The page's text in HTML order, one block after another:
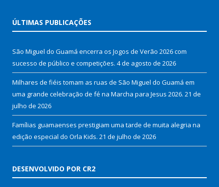
ÚLTIMAS PUBLICAÇÕES
São Miguel do Guamá encerra os Jogos de Verão 2026 com
sucesso de público e competições. 4 de agosto de 2026
Milhares de fiéis tomam as ruas de São Miguel do Guamá em
uma grande celebração de fé na Marcha para Jesus 2026. 21 de
julho de 2026
Famílias guamaenses prestigiam uma tarde de muita alegria na
edição especial do Orla Kids. 21 de julho de 2026
DESENVOLVIDO POR CR2